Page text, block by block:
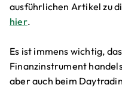
ausführlichen Artikel zu
hier.
Es ist immens wichtig,
Finanzinstrument
aber auch beim